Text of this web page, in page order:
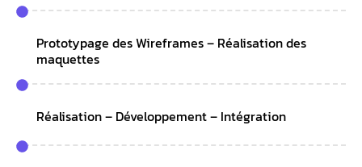
Prototypage des Wireframes – Réalisation des
maquettes
Réalisation – Développement – Intégration